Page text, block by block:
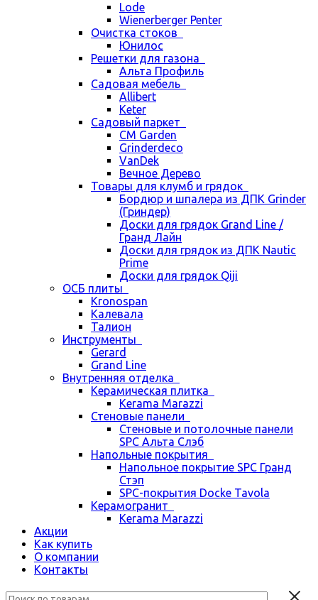
Lode
Wienerberger Penter
Очистка стоков
Юнилос
Решетки для газона
Альта Профиль
Садовая мебель
Allibert
Keter
Садовый паркет
CM Garden
Grinderdeco
VanDek
Вечное Дерево
Товары для клумб и грядок
Бордюр и шпалера из ДПК Grinder
(Гриндер)
Доски для грядок Grand Line /
Гранд Лайн
Доски для грядок из ДПК Nautic
Prime
Доски для грядок Qiji
ОСБ плиты
Kronospan
Калевала
Талион
Инструменты
Gerard
Grand Line
Внутренняя отделка
Керамическая плитка
Kerama Marazzi
Стеновые панели
Стеновые и потолочные панели
SPC Альта Слэб
Напольные покрытия
Напольное покрытие SPC Гранд
Стэп
SPC-покрытия Docke Tavola
Керамогранит
Kerama Marazzi
Акции
Как купить
О компании
Контакты